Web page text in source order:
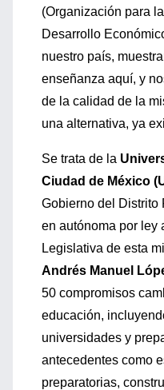
(Organización para
Desarrollo
nuestro país,
enseñanza aquí, y
de la calidad de la
una alternativa, ya
Se trata de la
Ciudad de México
Gobierno del Distrito
en autónoma por ley
Legislativa de esta
Andrés Manuel
50 compromisos
educación,
universidades y
antecedentes como
preparatorias,